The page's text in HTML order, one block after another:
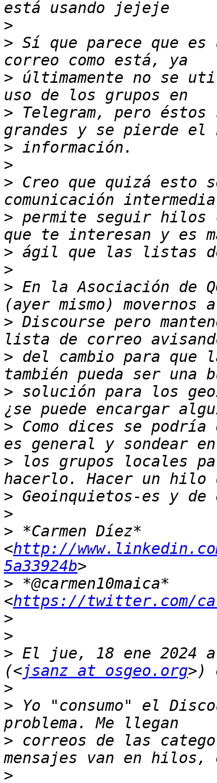
>
> Sí que parece que
> últimamente no se
> Telegram, pero éstos
>
>
> Creo que quizá esto
> permite seguir hilos
>
>
> En la Asociación de
> Discourse pero
> del cambio para que
> solución para los
> Como dices se
> los grupos locales
>
>
> *Carmen Díez*
<http://
5a33924b
> *@carmen10maica*
<https://twitter.com/
>
>
> El jue, 18 ene 2024
(<jsanz at osgeo.org
>
> Yo "consumo" el
> correos de las
>